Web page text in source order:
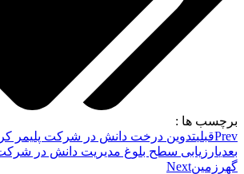
برچسب ها :
Prevقبلیتدوین درخت دانش در شرکت پلیمر
بعدیارزیابی سطح بلوغ مدیریت دانش در
گهرزمینNext